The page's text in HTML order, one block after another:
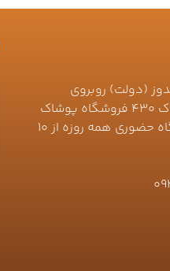
(دولت) روبروی
خیابان نعمتی (کیکاووس) پلاک ۴۳۰ فروشگاه پوشاک
جلیلوند 🕛ساعت کاری فروشگاه حضوری همه روزه از ۱۰